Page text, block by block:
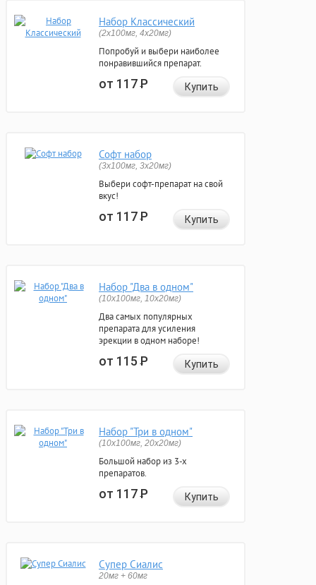
Набор Классический
(2x100мг, 4x20мг)
Попробуй и выбери наиболее
понравившийся препарат.
от 117Р Купить
Софт набор
(3x100мг, 3x20мг)
Выбери софт-препарат на свой
вкус!
от 117Р Купить
Набор "Два в одном"
(10x100мг, 10x20мг)
Два самых популярных
препарата для усиления
эрекции в одном наборе!
от 115Р Купить
Набор "Три в одном"
(10x100мг, 20x20мг)
Большой набор из 3-х
препаратов.
от 117Р Купить
Супер Сиалис
20мг + 60мг